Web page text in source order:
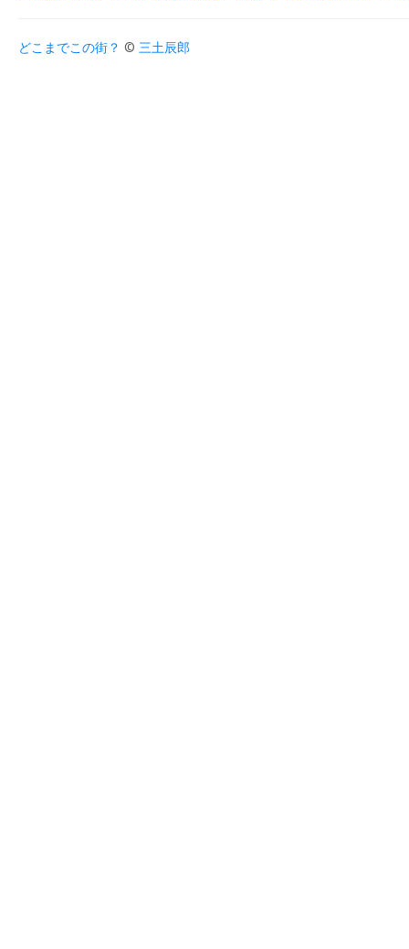
どこまでこの街？ © 三土辰郎